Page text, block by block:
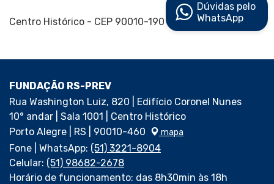
Centro Histórico - CEP 90010-190 - Porto Alegre - RS
Dúvidas pelo
WhatsApp
FUNDAÇÃO RS-PREV
Rua Washington Luiz, 820 | Edifício Coronel Nunes
10° andar | Sala 1001 | Centro Histórico
Porto Alegre | RS | 90010-460
mapa
Fone | WhatsApp: (51) 3221-8904
Celular: (51) 98682-2678
Horário de funcionamento: das 8h30min às 18h